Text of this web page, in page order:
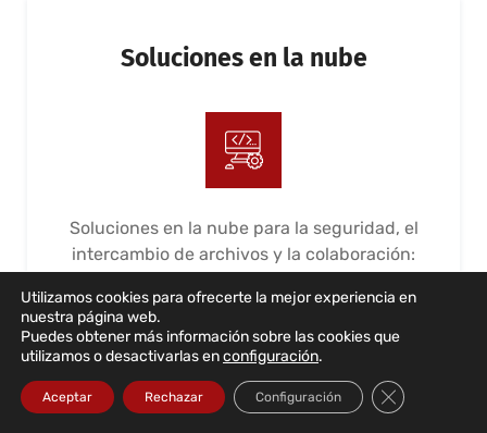
Soluciones en la nube
Soluciones en la nube para la seguridad, el
intercambio de archivos y la colaboración:
mantenimiento
LEER MÁS...
Utilizamos cookies para ofrecerte la mejor experiencia en
nuestra página web.
Puedes obtener más información sobre las cookies que
utilizamos o desactivarlas enconfiguración.
Aceptar Rechazar Configuración Cerrar el